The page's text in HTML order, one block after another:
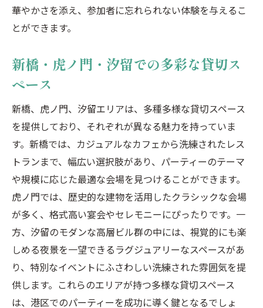
華やかさを添え、参加者に忘れられない体験を与えるこ
とができます。
新橋・虎ノ門・汐留での多彩な貸切ス
ペース
新橋、虎ノ門、汐留エリアは、多種多様な貸切スペース
を提供しており、それぞれが異なる魅力を持っていま
す。新橋では、カジュアルなカフェから洗練されたレス
トランまで、幅広い選択肢があり、パーティーのテーマ
や規模に応じた最適な会場を見つけることができます。
虎ノ門では、歴史的な建物を活用したクラシックな会場
が多く、格式高い宴会やセレモニーにぴったりです。一
方、汐留のモダンな高層ビル群の中には、視覚的にも楽
しめる夜景を一望できるラグジュアリーなスペースがあ
り、特別なイベントにふさわしい洗練された雰囲気を提
供します。これらのエリアが持つ多様な貸切スペース
は、港区でのパーティーを成功に導く鍵となるでしょ